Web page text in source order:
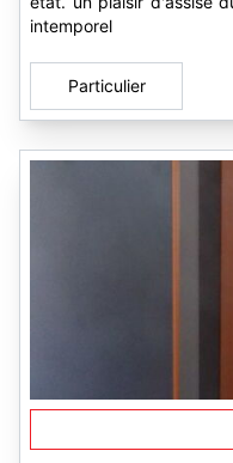
intemporel
Particulier